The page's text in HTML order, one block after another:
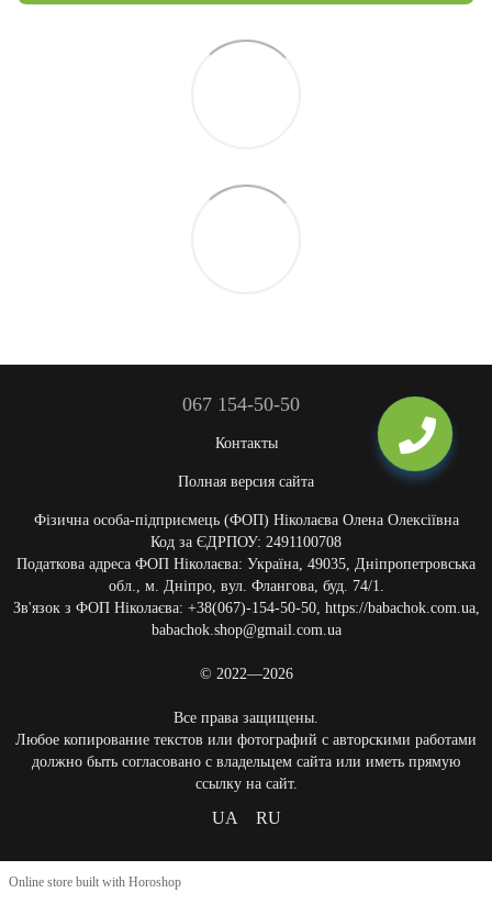
067 154-50-50
Контакты
Полная версия сайта
Фізична особа-підприємець (ФОП) Ніколаєва Олена Олексіївна
Код за ЄДРПОУ: 2491100708
Податкова адреса ФОП Ніколаєва: Україна, 49035, Дніпропетровська
обл., м. Дніпро, вул. Флангова, буд. 74/1.
Зв'язок з ФОП Ніколаєва: +38(067)-154-50-50, https://babachok.com.ua,
babachok.shop@gmail.com.ua
© 2022—2026
Все права защищены.
Любое копирование текстов или фотографий с авторскими работами
должно быть согласовано с владельцем сайта или иметь прямую
ссылку на сайт.
UA RU
Online store built with Horoshop